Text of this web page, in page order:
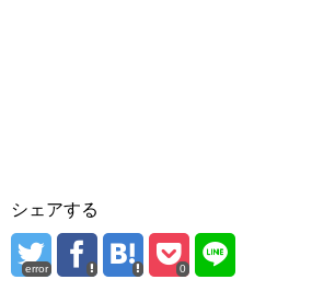
シェアする
error 0